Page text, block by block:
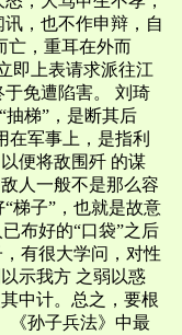
，也不作申辩，自
亡，重耳在外而
即上表请求派往江
免遭陷害。 刘琦
抽梯”，是断其后
在军事上，是指利
便将敌围歼 的谋
人一般不是那么容
梯子”，也就是故意
布好的“口袋”之后
有很大学问，对性
示我方 之弱以惑
中计。总之，要根
《孙子兵法》中最